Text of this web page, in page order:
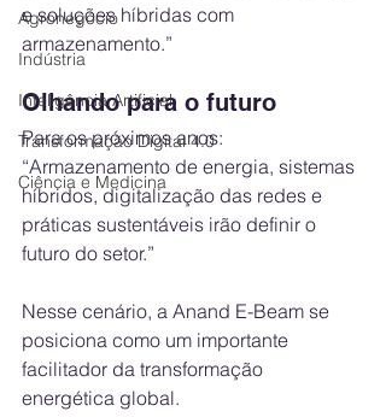
Agronegócio
Indústria
Inteligência Artificial
Transformação Digital 4.0
Ciência e Medicina
e soluções híbridas com
armazenamento.”
Olhando para o futuro
Para os próximos anos:
“Armazenamento de energia, sistemas
híbridos, digitalização das redes e
práticas sustentáveis irão definir o
futuro do setor.”
Nesse cenário, a Anand E-Beam se
posiciona como um importante
facilitador da transformação
energética global.